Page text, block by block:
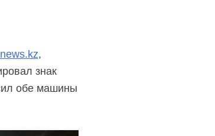
,
знак
обе машины